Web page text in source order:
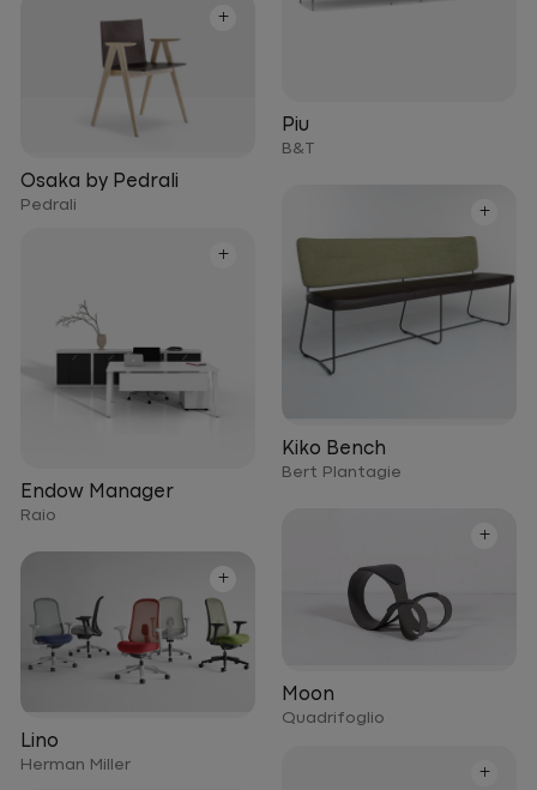
Piu
B&T
+
Osaka by Pedrali
Pedrali +
Kiko Bench
Bert Plantagie
+
Endow Manager
Raio
+
Moon
Quadrifoglio
+
Lino
Herman Miller +